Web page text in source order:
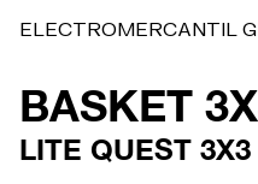
ELECTROMERCANTIL
BASKET
LITE QUEST 3X3